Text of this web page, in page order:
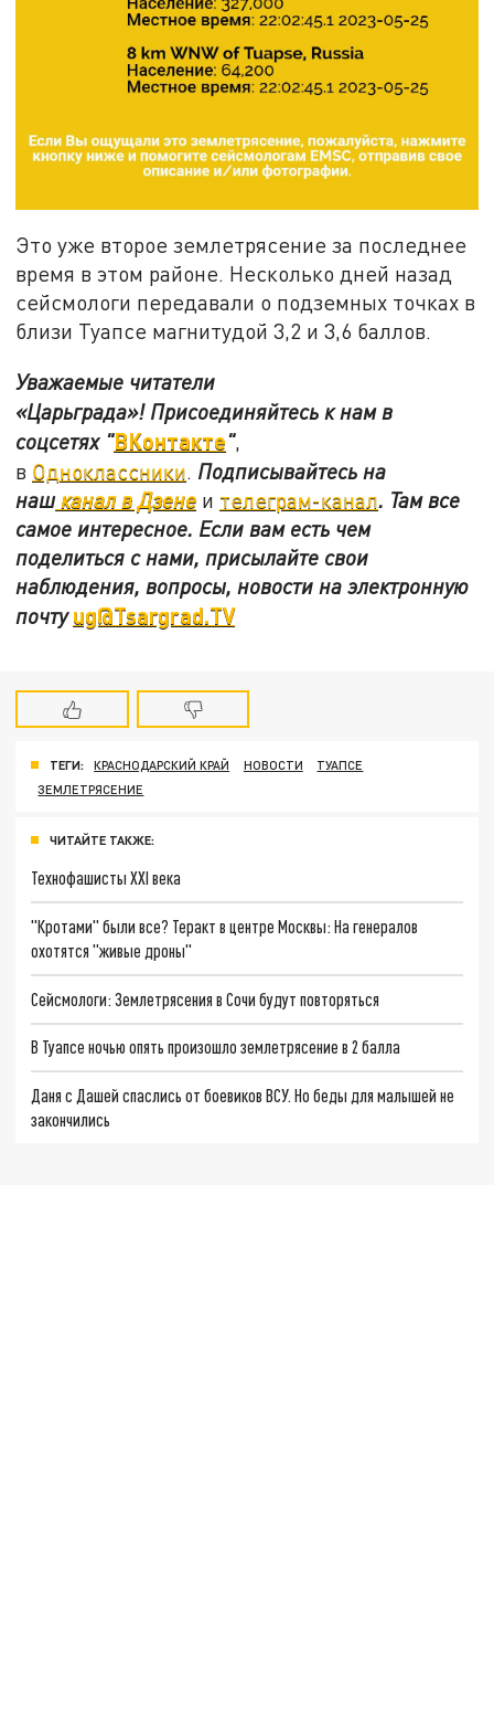
Это уже второе землетрясение за последнее
время в этом районе. Несколько дней назад
сейсмологи передавали о подземных точках в
близи Туапсе магнитудой 3,2 и 3,6 баллов.
Уважаемые читатели
«Царьграда»! Присоединяйтесь к нам в
соцсетях "ВКонтакте",
в Одноклассники. Подписывайтесь на
нашканал в Дзене и телеграм-канал. Там все
самое интересное. Если вам есть чем
поделиться с нами, присылайте свои
наблюдения, вопросы, новости на электронную
почтуug@Tsargrad.TV
ТЕГИ: КРАСНОДАРСКИЙ КРАЙ НОВОСТИ
ТУАПСЕ
ЗЕМЛЕТРЯСЕНИЕ
ЧИТАЙТЕ ТАКЖЕ:
Технофашисты XXI века
"Кротами" были все? Теракт в центре Москвы: На генералов
охотятся "живые дроны"
Сейсмологи: Землетрясения в Сочи будут повторяться
В Туапсе ночью опять произошло землетрясение в 2 балла
Даня с Дашей спаслись от боевиков ВСУ. Но беды для малышей не
закончились